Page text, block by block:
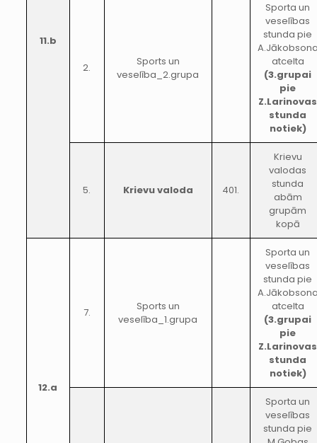
11.b
2.
Sports un
veselība_2.grupa
Sporta un
veselības
stunda pie
atcelta
(3.grupai
pie
Z.Larinovas
stunda
notiek)
5. Krievu valoda 401.
Krievu
valodas
stunda
abām
grupām
kopā
12.a
7.
Sports un
veselība_1.grupa
Sporta un
veselības
stunda pie
atcelta
(3.grupai
pie
Z.Larinovas
stunda
notiek)
Sporta un
veselības
stunda pie